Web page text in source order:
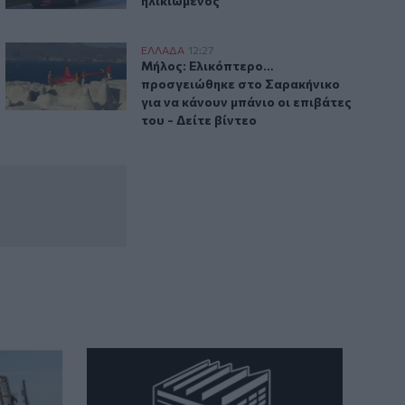
Μήλος: Ελικόπτερο… προσγειώθηκε στο Σαρακήνικο για
ΕΛΛAΔΑ 12:27
Μήλος: Ελικόπτερο… προσγειώθηκε
Μήλος: Ελικόπτερο…
προσγειώθηκε στο Σαρακήνικο
για να κάνουν μπάνιο οι επιβάτες
του - Δείτε βίντεο